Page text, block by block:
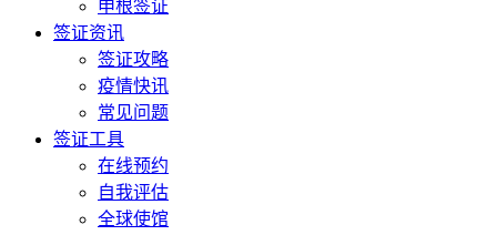
申根签证
签证资讯
签证攻略
疫情快讯
常见问题
签证工具
在线预约
自我评估
全球使馆